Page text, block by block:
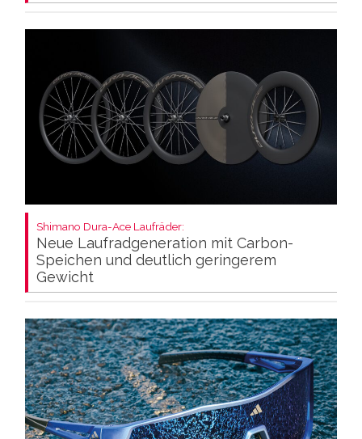
Shimano Dura-Ace Laufräder:
Neue Laufradgeneration mit Carbon-
Speichen und deutlich geringerem
Gewicht